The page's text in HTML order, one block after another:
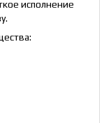
исполнение